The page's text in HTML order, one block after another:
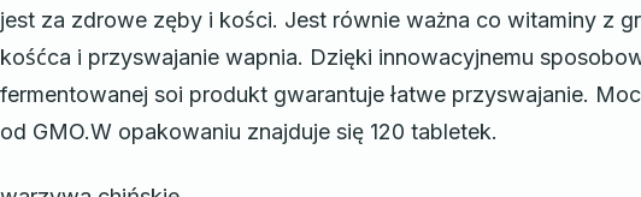
jest za zdrowe zęby i kości. Jest równie ważna co witaminy z
kośćca i przyswajanie wapnia. Dzięki innowacyjnemu
fermentowanej soi produkt gwarantuje łatwe przyswajanie.
od GMO.W opakowaniu znajduje się 120 tabletek.